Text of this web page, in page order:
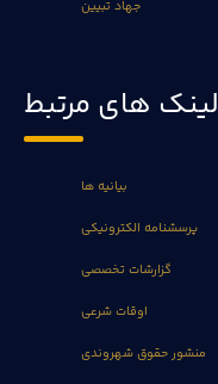
جهاد تبیین
لینک های مرتبط
بیانیه ها
پرسشنامه الکترونیکی
گزارشات تخصصی
اوقات شرعی
منشور حقوق شهروندی